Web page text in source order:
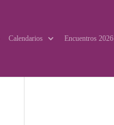
Calendarios Encuentros 2026